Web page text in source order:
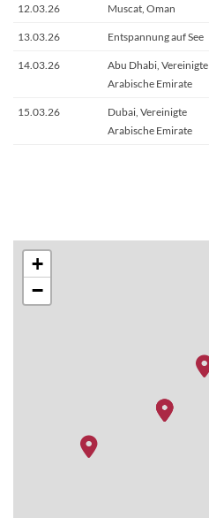
12.03.26 Muscat, Oman
13.03.26 Entspannung auf See
14.03.26
Abu Dhabi, Vereinigte
Arabische Emirate
15.03.26
Dubai, Vereinigte
Arabische Emirate
+
−